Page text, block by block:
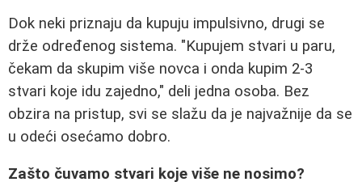
Dok neki priznaju da kupuju impulsivno, drugi se
drže određenog sistema. "Kupujem stvari u paru,
čekam da skupim više novca i onda kupim 2-3
stvari koje idu zajedno," deli jedna osoba. Bez
obzira na pristup, svi se slažu da je najvažnije da se
u odeći osećamo dobro.
Zašto čuvamo stvari koje više ne nosimo?